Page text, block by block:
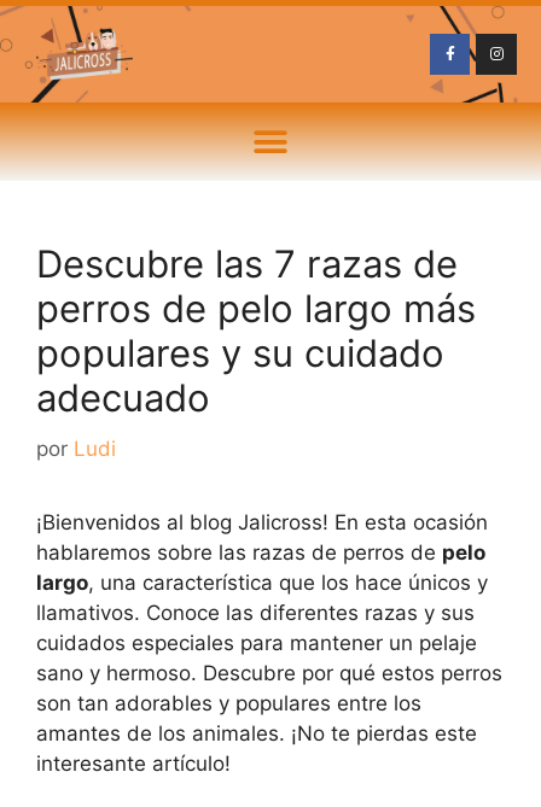
Descubre las 7 razas de
perros de pelo largo más
populares y su cuidado
adecuado
por Ludi
¡Bienvenidos al blog Jalicross! En esta ocasión
hablaremos sobre las razas de perros de pelo
largo, una característica que los hace únicos y
llamativos. Conoce las diferentes razas y sus
cuidados especiales para mantener un pelaje
sano y hermoso. Descubre por qué estos perros
son tan adorables y populares entre los
amantes de los animales. ¡No te pierdas este
interesante artículo!